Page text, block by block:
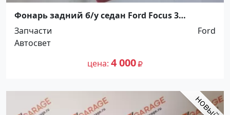
Фонарь задний б/у седан Ford Focus 3
Краснодар
Запчасти
Ford
Автосвет
цена 4 000